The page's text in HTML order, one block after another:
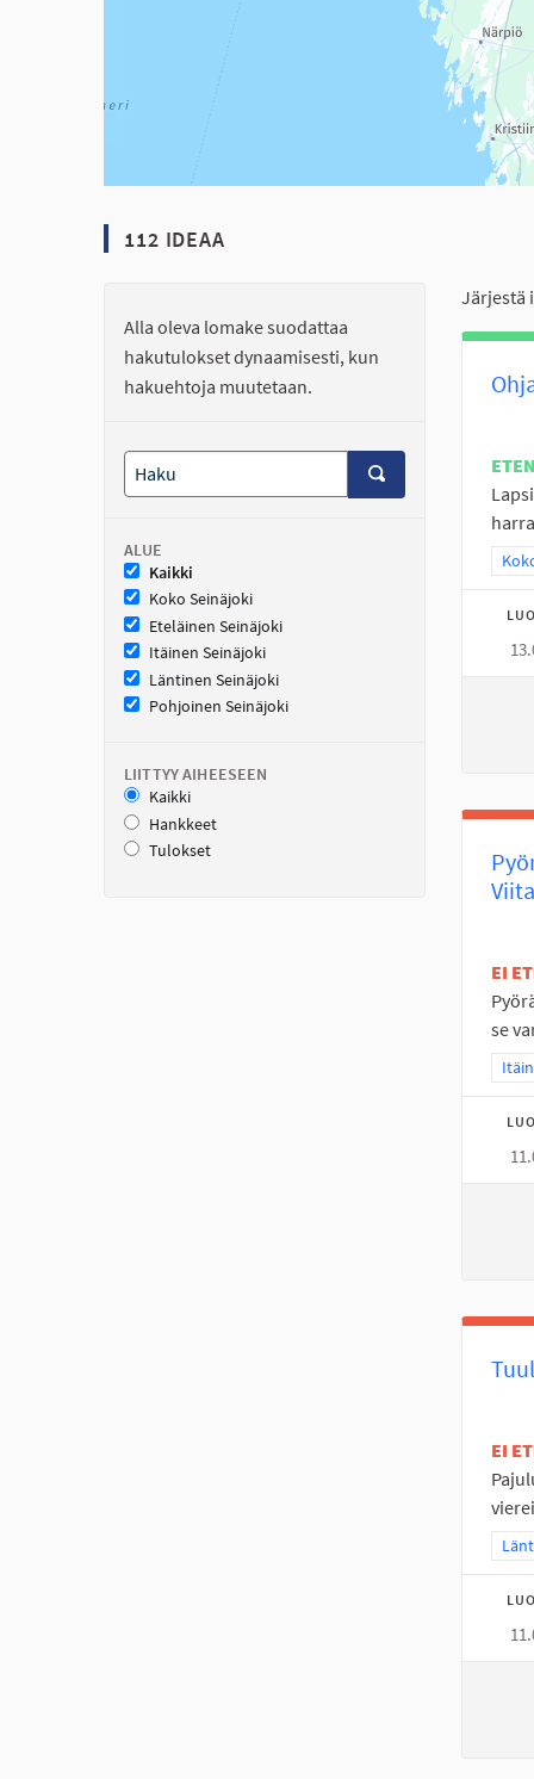
112 IDEAA
Alla oleva lomake suodattaa
hakutulokset dynaamisesti, kun
hakuehtoja muutetaan.
ALUE
Kaikki
Koko Seinäjoki
Eteläinen Seinäjoki
Itäinen Seinäjoki
Läntinen Seinäjoki
Pohjoinen Seinäjoki
LIITTYY AIHEESEEN
Kaikki
Hankkeet
Tulokset
Järjestä
EI
se
EI